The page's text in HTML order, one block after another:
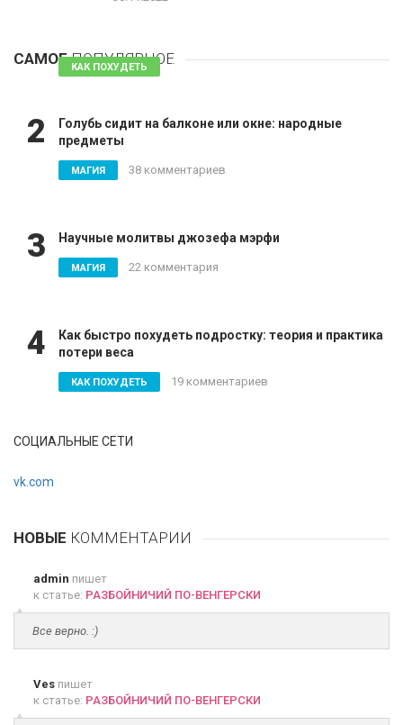
САМОЕПОПУЛЯРНОЕ
КАК ПОХУДЕТЬ 81 комментарий
2
Голубь сидит на балконе или окне: народные
предметы
МАГИЯ 38 комментариев
3 Научные молитвы джозефа мэрфи
МАГИЯ 22 комментария
4
Как быстро похудеть подростку: теория и практика
потери веса
КАК ПОХУДЕТЬ 19 комментариев
СОЦИАЛЬНЫЕ СЕТИ
vk.com
НОВЫЕ КОММЕНТАРИИ
admin пишет
к статье: РАЗБОЙНИЧИЙ ПО-ВЕНГЕРСКИ
Все верно. :)
Ves пишет
к статье: РАЗБОЙНИЧИЙ ПО-ВЕНГЕРСКИ